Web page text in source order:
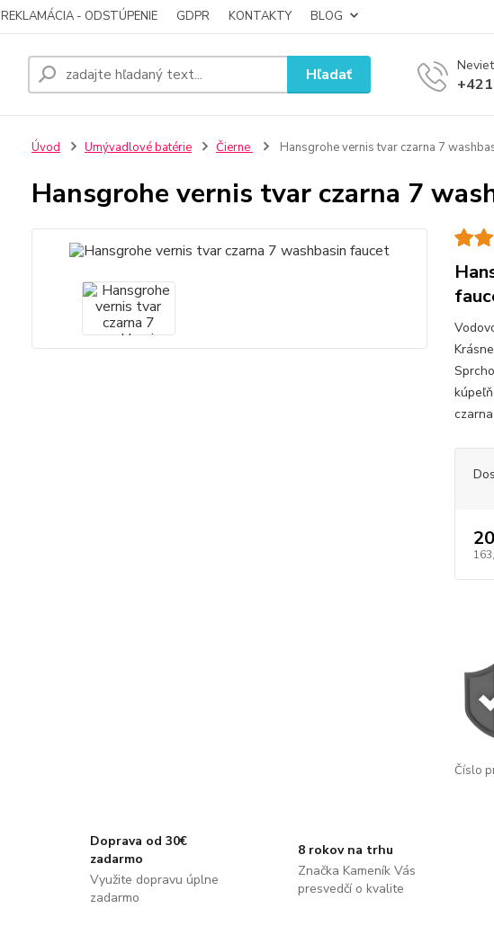
REKLAMÁCIA - ODSTÚPENIE GDPR KONTAKTY BLOG
Hľadať
Úvod Umývadlové batérie Čierne Hansgrohe vernis tvar czarna 7
Hansgrohe vernis tvar czarna 7
Číslo
Doprava od 30€
zadarmo
Využite dopravu úplne
zadarmo
8 rokov na trhu
Značka Kameník Vás
presvedčí o kvalite